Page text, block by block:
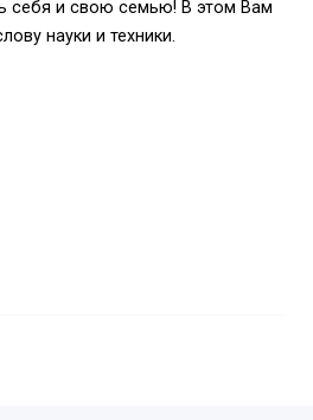
себя и свою семью! В этом Вам
науки и техники.